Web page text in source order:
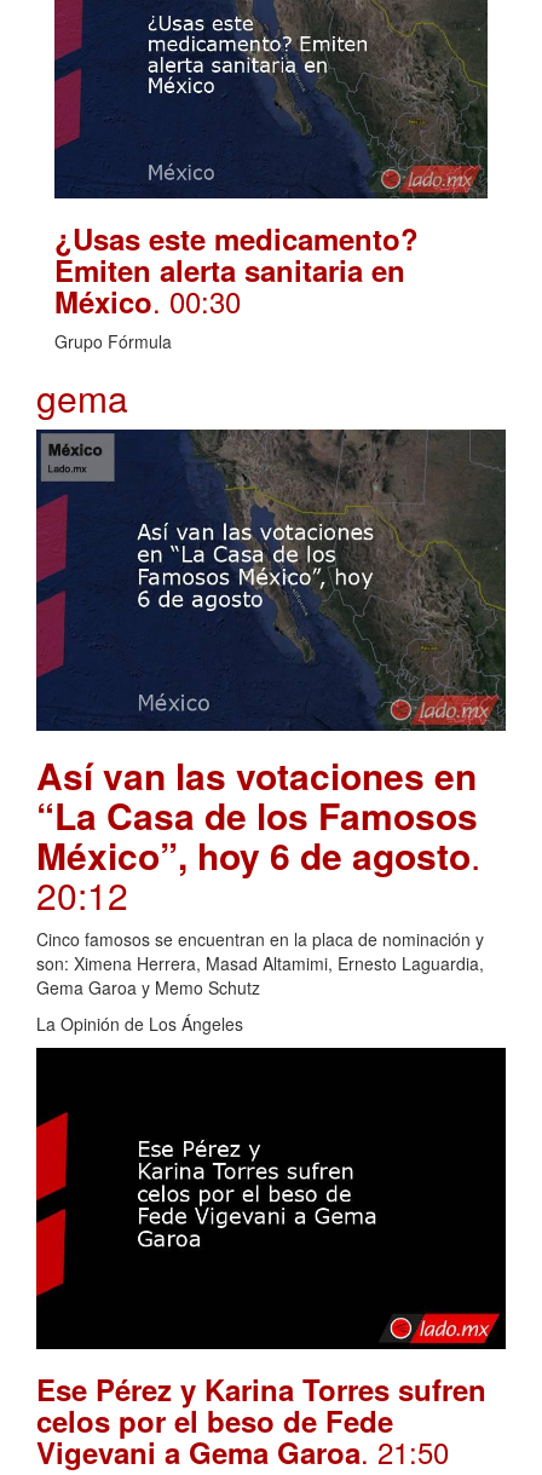
¿Usas este medicamento?
Emiten alerta sanitaria en
México. 00:30
Grupo Fórmula
gema
Así van las votaciones en
“La Casa de los Famosos
México”, hoy 6 de agosto.
20:12
Cinco famosos se encuentran en la placa de nominación y
son: Ximena Herrera, Masad Altamimi, Ernesto Laguardia,
Gema Garoa y Memo Schutz
La Opinión de Los Ángeles
Ese Pérez y Karina Torres sufren
celos por el beso de Fede
Vigevani a Gema Garoa. 21:50